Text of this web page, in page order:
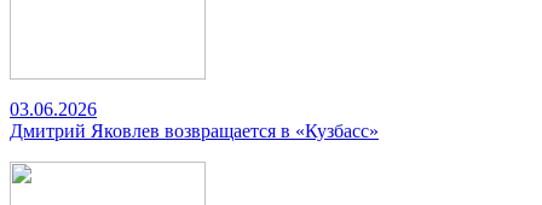
03.06.2026
Дмитрий Яковлев возвращается в «Кузбасс»